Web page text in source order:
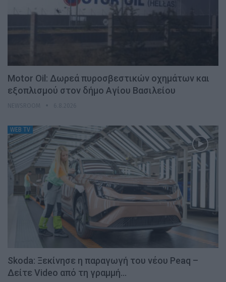
Motor Oil: Δωρεά πυροσβεστικών οχημάτων και
εξοπλισμού στον δήμο Αγίου Βασιλείου
WEB TV
Skoda: Ξεκίνησε η παραγωγή του νέου Peaq –
Δείτε Video από τη γραμμή…